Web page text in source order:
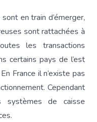
en train d’émerger,
sont rattachées à
les transactions
certains pays de l’est
France il n’existe pas
Cependant
de caisse